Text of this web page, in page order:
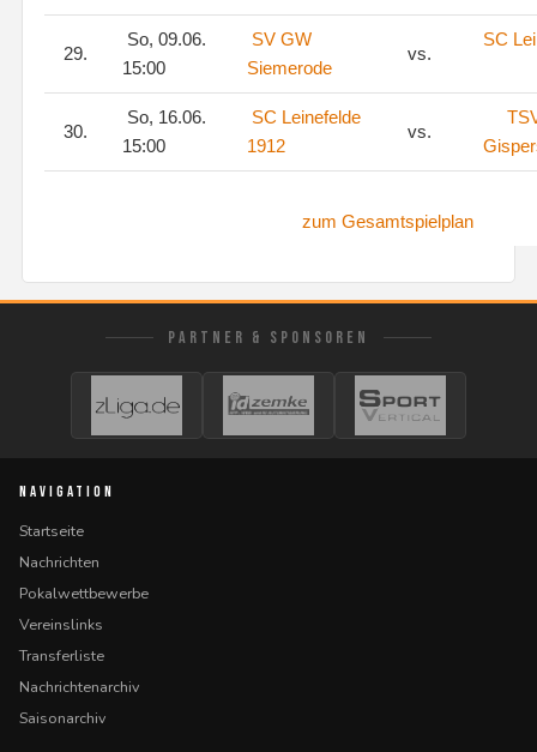
29.
So, 09.06.
15:00
SV GW
Siemerode
vs.
SC
30.
So, 16.06.
15:00
SC Leinefelde
1912
vs.
zum Gesamtspielplan
PARTNER & SPONSOREN
NAVIGATION
Startseite
Nachrichten
Pokalwettbewerbe
Vereinslinks
Transferliste
Nachrichtenarchiv
Saisonarchiv